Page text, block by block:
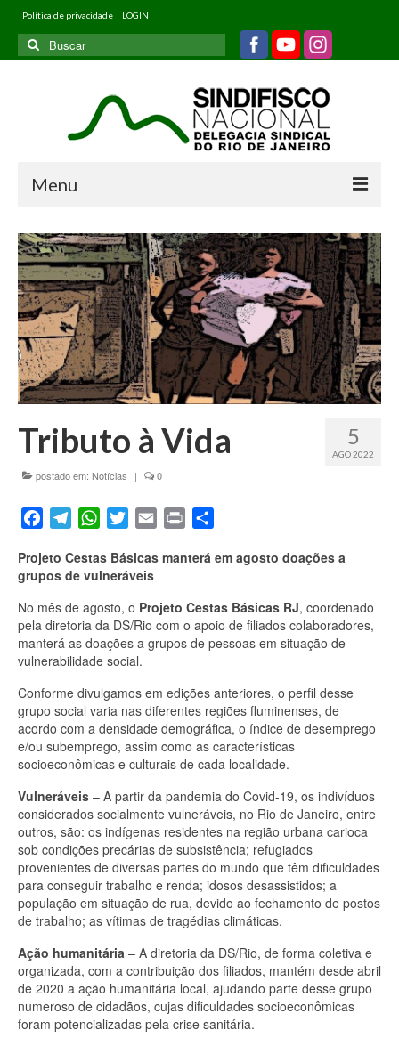
Política de privacidade LOGIN
Buscar
por:
Menu
Home
Quem somos
Filiados
Informativos
Jurídico
5
AGO 2022
Tributo à Vida
postado em: Notícias | 0
FacebookTelegramWhatsAppTwitterEmail Print
Projeto Cestas Básicas manterá em agosto doações a
grupos de vulneráveis
No mês de agosto, o Projeto Cestas Básicas RJ, coordenado
pela diretoria da DS/Rio com o apoio de filiados colaboradores,
manterá as doações a grupos de pessoas em situação de
vulnerabilidade social.
Conforme divulgamos em edições anteriores, o perfil desse
grupo social varia nas diferentes regiões fluminenses, de
acordo com a densidade demográfica, o índice de desemprego
e/ou subemprego, assim como as características
socioeconômicas e culturais de cada localidade.
Vulneráveis – A partir da pandemia do Covid-19, os indivíduos
considerados socialmente vulneráveis, no Rio de Janeiro, entre
outros, são: os indígenas residentes na região urbana carioca
sob condições precárias de subsistência; refugiados
provenientes de diversas partes do mundo que têm dificuldades
para conseguir trabalho e renda; idosos desassistidos; a
população em situação de rua, devido ao fechamento de postos
de trabalho; as vítimas de tragédias climáticas.
Ação humanitária – A diretoria da DS/Rio, de forma coletiva e
organizada, com a contribuição dos filiados, mantém desde abril
de 2020 a ação humanitária local, ajudando parte desse grupo
numeroso de cidadãos, cujas dificuldades socioeconômicas
foram potencializadas pela crise sanitária.